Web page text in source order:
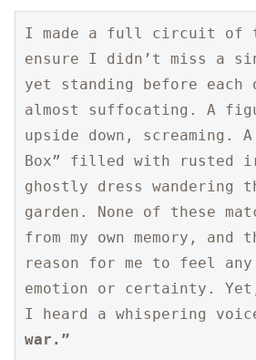
I made a full circuit of
ensure I didn’t miss a
yet standing before each
almost suffocating. A
upside down, screaming. A
Box” filled with rusted
ghostly dress wandering
garden. None of these
from my own memory, and
reason for me to feel
emotion or certainty.
I heard a whispering
war.”